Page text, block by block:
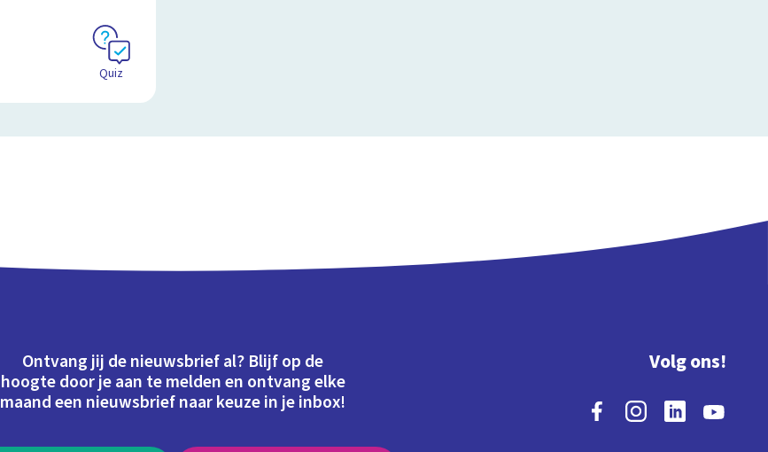
Quiz
Ontvang jij de nieuwsbrief al? Blijf op de
hoogte door je aan te melden en ontvang elke
maand een nieuwsbrief naar keuze in je inbox!
Volg ons!